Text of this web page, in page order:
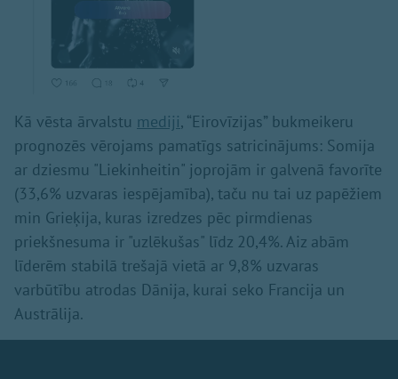
Kā vēsta ārvalstu mediji, “Eirovīzijas” bukmeikeru
prognozēs vērojams pamatīgs satricinājums: Somija
ar dziesmu "Liekinheitin" joprojām ir galvenā favorīte
(33,6% uzvaras iespējamība), taču nu tai uz papēžiem
min Grieķija, kuras izredzes pēc pirmdienas
priekšnesuma ir "uzlēkušas" līdz 20,4%. Aiz abām
līderēm stabilā trešajā vietā ar 9,8% uzvaras
varbūtību atrodas Dānija, kurai seko Francija un
Austrālija.